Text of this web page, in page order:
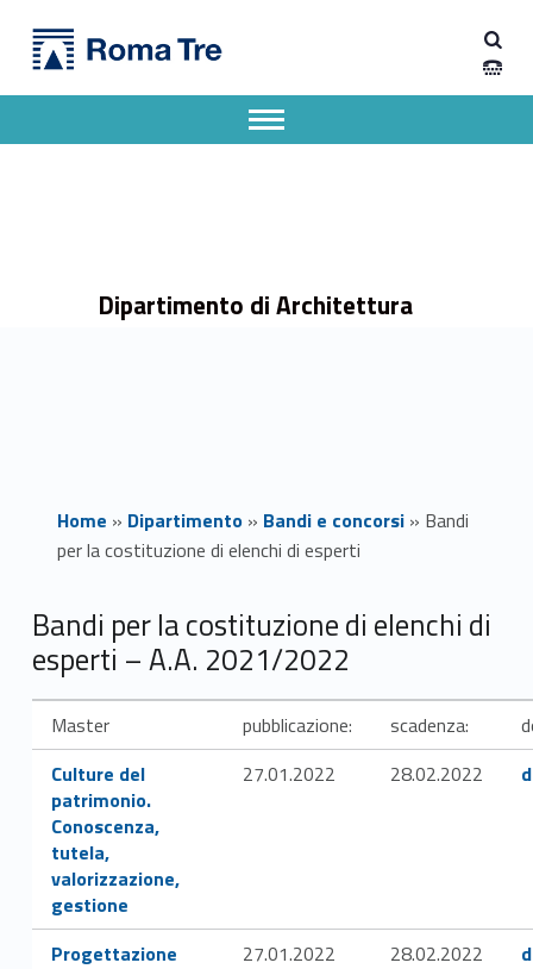
Bandi per la costituzione di elenchi di esperti - Dipartimento di Architettura
Dipartimento di Architettura
Apri il menu secondario
Header info sidebar
Home » Dipartimento» Bandi e concorsi» Bandi
per la costituzione di elenchi di esperti
B
a
n
d
p
e
Bandi per la costituzione di elenchi di
esperti – A.A. 2021/2022
Master pubblicazione: scadenza:
Link identifier #identifier__89963-1
Culture del
patrimonio.
Conoscenza,
tutela,
valorizzazione,
gestione
27.01.2022 28.02.2022 Link identifier #identifier__162157-2
Link identifier #identifier__20609-4
Progettazione
27.01.2022 28.02.2022 Link identifier #identifier__191383-5